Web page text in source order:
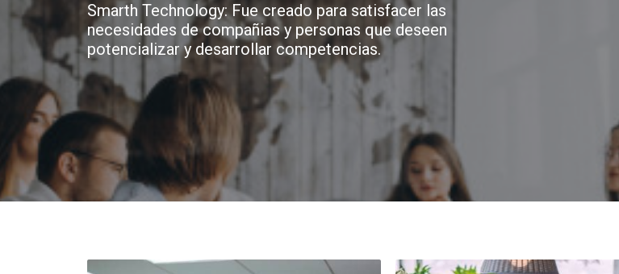
Smarth Technology: Fue creado para satisfacer las
necesidades de compañias y personas que deseen
potencializar y desarrollar competencias.